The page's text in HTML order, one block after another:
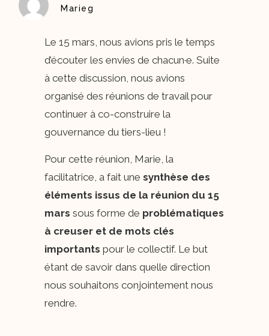
Marieg
Le 15 mars, nous avions pris le temps
d’écouter les envies de chacun·e. Suite
à cette discussion, nous avions
organisé des réunions de travail pour
continuer à co-construire la
gouvernance du tiers-lieu !
Pour cette réunion, Marie, la
facilitatrice, a fait une synthèse des
éléments issus de la réunion du 15
mars sous forme de problématiques
à creuser et de mots clés
importants pour le collectif. Le but
étant de savoir dans quelle direction
nous souhaitons conjointement nous
rendre.